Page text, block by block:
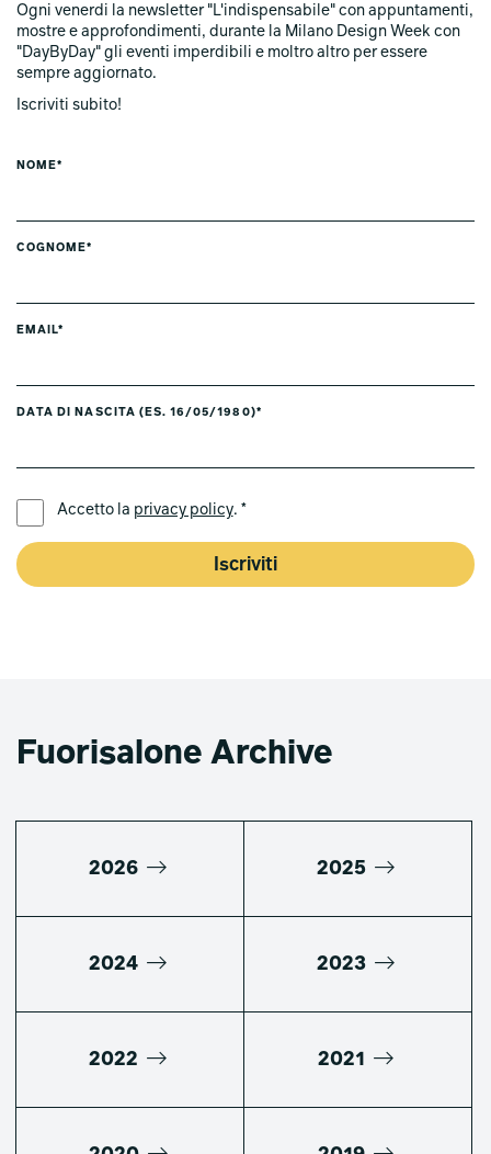
Ogni venerdi la newsletter "L'indispensabile" con appuntamenti,
mostre e approfondimenti, durante la Milano Design Week con
"DayByDay" gli eventi imperdibili e moltro altro per essere
sempre aggiornato.
Iscriviti subito!
NOME*
COGNOME*
EMAIL*
DATA DI NASCITA (ES. 16/05/1980)*
Accetto la privacy policy. *
Iscriviti
Fuorisalone Archive
2026 2025
2024 2023
2022 2021